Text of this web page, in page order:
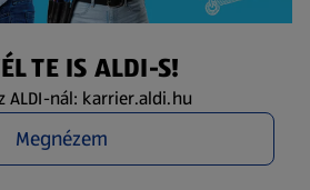
TE IS ALDI-S!
ALDI-nál: karrier.aldi.hu
Megnézem